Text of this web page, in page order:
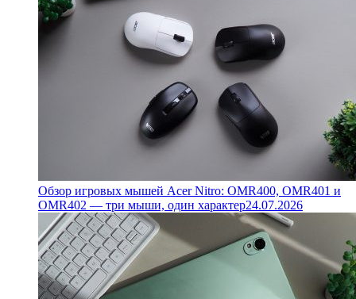
Обзор игровых мышей Acer Nitro: OMR400, OMR401 и
OMR402 — три мыши, один характер24.07.2026